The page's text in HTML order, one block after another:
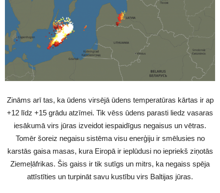
Zināms arī tas, ka ūdens virsējā ūdens temperatūras kārtas ir ap
+12 līdz +15 grādu atzīmei. Tik vēss ūdens parasti liedz vasaras
iesākumā virs jūras izveidot iespaidīgus negaisus un vētras.
Tomēr šoreiz negaisu sistēma visu enerģiju ir smēlusies no
karstās gaisa masas, kura Eiropā ir ieplūdusi no iepriekš ziņotās
Ziemeļāfrikas. Šis gaiss ir tik sutīgs un mitrs, ka negaiss spēja
attīstīties un turpināt savu kustību virs Baltijas jūras.